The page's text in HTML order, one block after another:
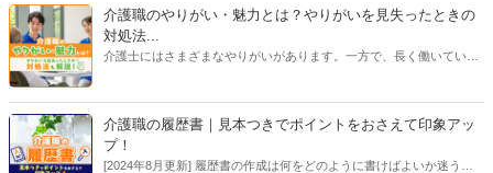
を抱える人もいるでしょう。そこで、施設のサービス形態ごとに、介
護職員が職場でどんな毎日を送っているのか詳しく解説します。「自
分がここで働くとしたら…」とイメージする参考にしてください。
介護職のやりがい・魅力とは？やりがいを見失ったときの
対処法...
介護士にはさまざまなやりがいがあります。一方で、長く働いている
った場合の対処法についても解説していきます。介護職のやりがいに
ついて知りたい方も、長く働いて初心を取り戻したい方もぜひご覧く
ださい。
介護職の履歴書｜見本つきでポイントをおさえて印象アッ
プ！
[2024年8月更新] 履歴書の作成は何をどのように書けばよいか迷う方